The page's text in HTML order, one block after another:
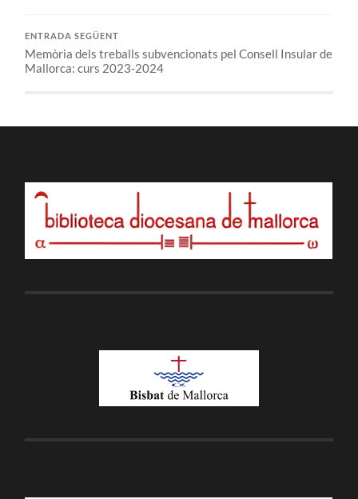
ENTRADA SEGÜENT
Memòria dels treballs subvencionats pel Consell Insular de
Mallorca: curs 2023-2024